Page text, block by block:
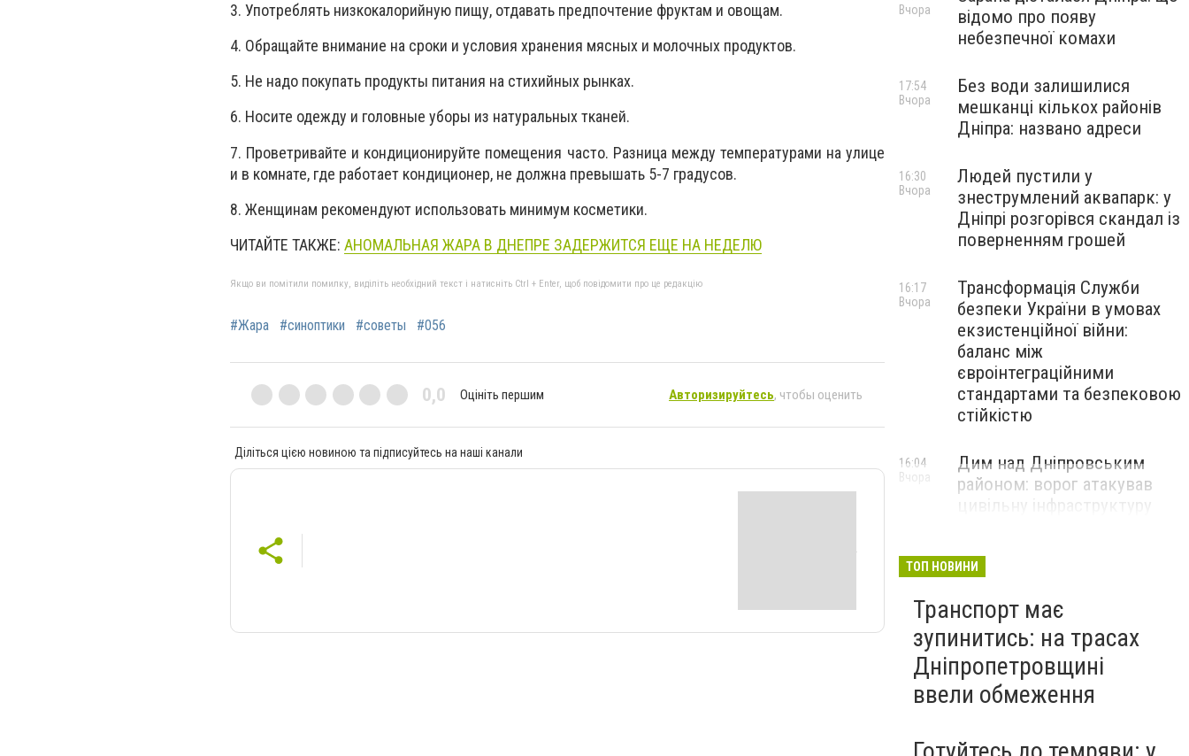
3. Употреблять низкокалорийную пищу, отдавать предпочтение фруктам и овощам.
4. Обращайте внимание на сроки и условия хранения мясных и молочных продуктов.
5. Не надо покупать продукты питания на стихийных рынках.
6. Носите одежду и головные уборы из натуральных тканей.
7. Проветривайте и кондиционируйте помещения часто. Разница между температурами на улице
и в комнате, где работает кондиционер, не должна превышать 5-7 градусов.
8. Женщинам рекомендуют использовать минимум косметики.
ЧИТАЙТЕ ТАКЖЕ: АНОМАЛЬНАЯ ЖАРА В ДНЕПРЕ ЗАДЕРЖИТСЯ ЕЩЕ НА НЕДЕЛЮ
Якщо ви помітили помилку, виділіть необхідний текст і натисніть Ctrl + Enter, щоб повідомити про це редакцію
#Жара #синоптики #советы #056
0,0 Оцініть першим Авторизируйтесь, чтобы оценить
Діліться цією новиною та підписуйтесь на наші канали
відомо про появу
небезпечної комахи
Вчора
Без води залишилися
мешканці кількох районів
Дніпра: названо адреси
17:54
Вчора
Людей пустили у
знеструмлений аквапарк: у
Дніпрі розгорівся скандал із
поверненням грошей
16:30
Вчора
Трансформація Служби
безпеки України в умовах
екзистенційної війни:
баланс між
євроінтеграційними
стандартами та безпековою
стійкістю
16:17
Вчора
Дим над Дніпровським
районом: ворог атакував
16:04
Вчора
ТОП НОВИНИ
Транспорт має
зупинитись: на трасах
Дніпропетровщині
ввели обмеження